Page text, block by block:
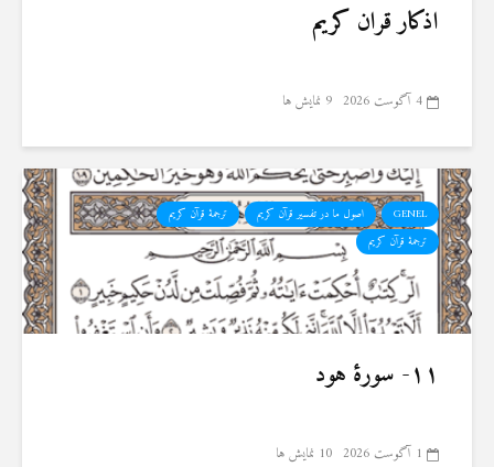
اذکار قران کریم
4 آگوست 2026 9 نمایش ها
GENEL اصول ما در تفسیر قرآن کریم
ترجمهٔ قرآن کریم
ترجمۀ قرآن کریم
۱۱- سورهٔ هود
1 آگوست 2026 10 نمایش ها